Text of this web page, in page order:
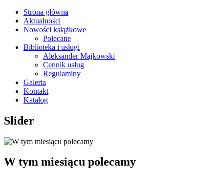
Strona główna
Aktualności
Nowości książkowe
Polecane
Biblioteka i usługi
Aleksander Majkowski
Cennik usług
Regulaminy
Galeria
Kontakt
Katalog
Slider
W tym miesiącu polecamy